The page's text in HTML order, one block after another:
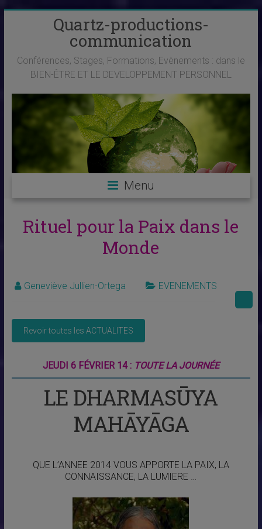
Quartz-productions-
communication
Conférences, Stages, Formations, Evènements : dans le
BIEN-ÊTRE ET LE DEVELOPPEMENT PERSONNEL
Menu
Rituel pour la Paix dans le
Monde
Geneviève Jullien-Ortega EVENEMENTS
JEUDI 6 FÉVRIER 14 : TOUTE LA JOURNÉE
LE DHARMASŪYA
MAHĀYĀGA
QUE L’ANNEE 2014 VOUS APPORTE LA PAIX, LA
CONNAISSANCE, LA LUMIERE …